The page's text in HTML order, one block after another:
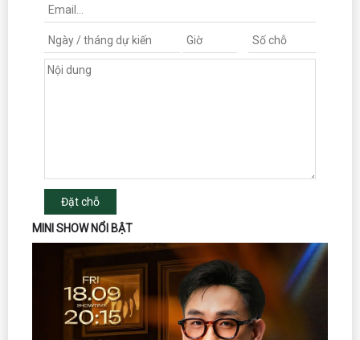
Đặt chỗ
MINI SHOW NỔI BẬT